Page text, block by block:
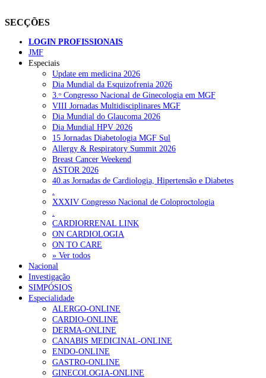
SECÇÕES
LOGIN PROFISSIONAIS
JMF
Especiais
Update em medicina 2026
Dia Mundial da Esquizofrenia 2026
3.ᵒ Congresso Nacional de Ginecologia em MGF
VIII Jornadas Multidisciplinares MGF
Dia Mundial do Glaucoma 2026
Dia Mundial HPV 2026
15 Jornadas Diabetologia MGF Sul
Allergy & Respiratory Summit 2026
Breast Cancer Weekend
ASTOR 2026
40.as Jornadas de Cardiologia, Hipertensão e Diabetes
XXXIV Congresso Nacional de Coloproctologia
CARDIORRENAL LINK
ON CARDIOLOGIA
ON TO CARE
» Ver todos
Nacional
Investigação
SIMPÓSIOS
Especialidade
ALERGO-ONLINE
CARDIO-ONLINE
DERMA-ONLINE
CANABIS MEDICINAL-ONLINE
ENDO-ONLINE
GASTRO-ONLINE
GINECOLOGIA-ONLINE